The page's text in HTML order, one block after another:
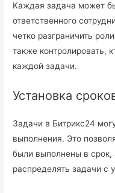
Каждая задача может
ответственного
четко разграничить
также контролировать,
каждой задачи.
Установка
Задачи в Битрикс24
выполнения. Это
были выполнены в срок,
распределять задачи с